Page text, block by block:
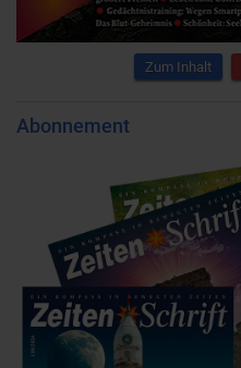
Zum Inhalt
Abonnement